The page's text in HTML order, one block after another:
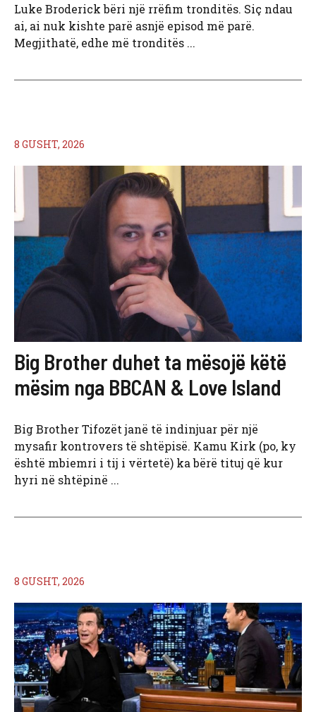
Luke Broderick bëri një rrëfim tronditës. Siç ndau
ai, ai nuk kishte parë asnjë episod më parë.
Megjithatë, edhe më tronditës ...
8 GUSHT, 2026
Big Brother duhet ta mësojë këtë
mësim nga BBCAN & Love Island
Big Brother Tifozët janë të indinjuar për një
mysafir kontrovers të shtëpisë. Kamu Kirk (po, ky
është mbiemri i tij i vërtetë) ka bërë tituj që kur
hyri në shtëpinë ...
8 GUSHT, 2026